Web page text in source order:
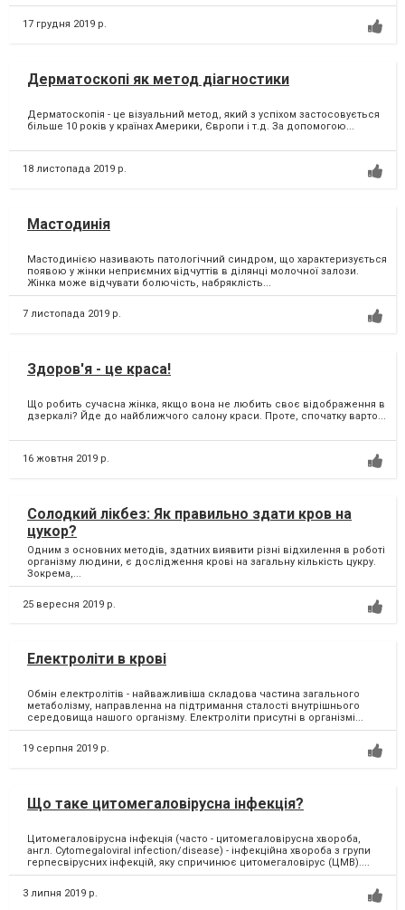
17 грудня 2019 р.
Дерматоскопі як метод діагностики
Дерматоскопія - це візуальний метод, який з успіхом застосовується
більше 10 років у країнах Америки, Європи і т.д. За допомогою...
18 листопада 2019 р.
Мастодинія
Мастодинією називають патологічний синдром, що характеризується
появою у жінки неприємних відчуттів в ділянці молочної залози.
Жінка може відчувати болючість, набряклість...
7 листопада 2019 р.
Здоров'я - це краса!
Що робить сучасна жінка, якщо вона не любить своє відображення в
дзеркалі? Йде до найближчого салону краси. Проте, спочатку варто...
16 жовтня 2019 р.
Солодкий лікбез: Як правильно здати кров на
цукор?
Одним з основних методів, здатних виявити різні відхилення в роботі
організму людини, є дослідження крові на загальну кількість цукру.
Зокрема,...
25 вересня 2019 р.
Електроліти в крові
Обмін електролітів - найважливіша складова частина загального
метаболізму, направленна на підтримання сталості внутрішнього
середовища нашого організму. Електроліти присутні в організмі...
19 серпня 2019 р.
Що таке цитомегаловірусна інфекція?
Цитомегаловірусна інфекція (часто - цитомегаловірусна хвороба,
англ. Cytomegaloviral infection/disease) - інфекційна хвороба з групи
герпесвірусних інфекцій, яку спричинює цитомегаловірус (ЦМВ)....
3 липня 2019 р.